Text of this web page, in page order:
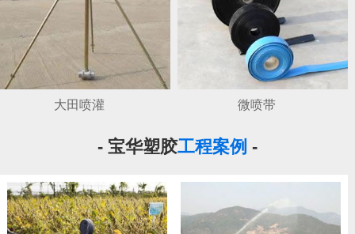
大田喷灌 微喷带
- 宝华塑胶工程案例 -